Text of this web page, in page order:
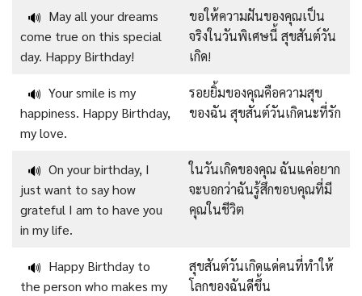
🔊 May all your dreams
come true on this special
day. Happy Birthday!
ขอให้ความฝันของคุณเป็น
จริงในวันพิเศษนี้ สุขสันต์วัน
เกิด!
🔊 Your smile is my
happiness. Happy Birthday,
my love.
รอยยิ้มของคุณคือความสุข
ของฉัน สุขสันต์วันเกิดนะที่รัก
🔊 On your birthday, I
just want to say how
grateful I am to have you
in my life.
ในวันเกิดของคุณ ฉันแค่อยาก
จะบอกว่าฉันรู้สึกขอบคุณที่มี
คุณในชีวิต
🔊 Happy Birthday to
the person who makes my
สุขสันต์วันเกิดแด่คนที่ทำให้
โลกของฉันดีขึ้น